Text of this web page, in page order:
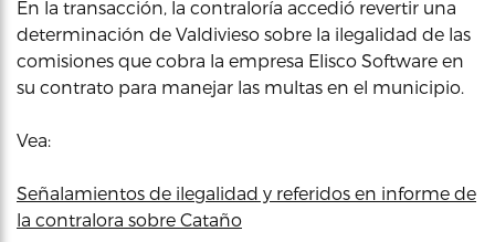
En la transacción, la contraloría accedió revertir una
determinación de Valdivieso sobre la ilegalidad de las
comisiones que cobra la empresa Elisco Software en
su contrato para manejar las multas en el municipio.
Vea:
Señalamientos de ilegalidad y referidos en informe de
la contralora sobre Cataño